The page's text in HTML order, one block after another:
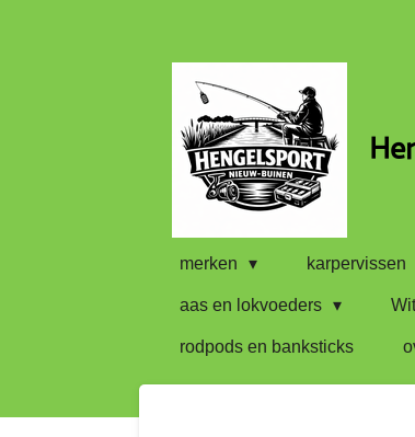
merken karpervissen
aas en lokvoeders
rodpods en banksticks